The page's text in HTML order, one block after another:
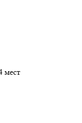
мест